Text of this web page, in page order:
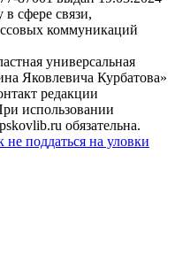
сфере связи,
коммуникаций
универсальная
Яковлевича Курбатова»
редакции
использовании
обязательна.
поддаться на уловки